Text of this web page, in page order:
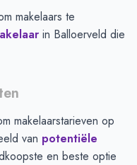
makelaars te
in Balloerveld die
makelaarstarieven op
van potentiële
en beste optie